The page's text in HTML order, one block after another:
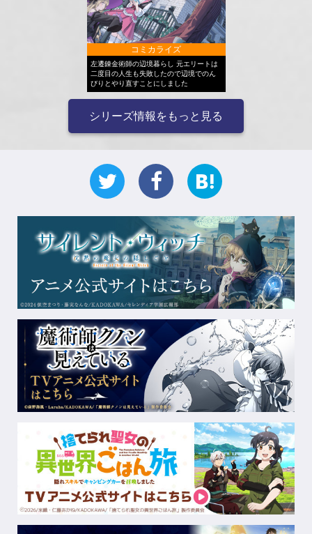
コミカライズ
左遷錬金術師の辺境暮らし 元エリートは
二度目の人生も失敗したので辺境でのん
びりとやり直すことにしました
シリーズ情報をもっと見る